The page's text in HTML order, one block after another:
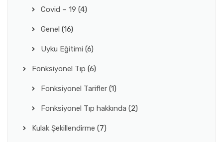
Covid – 19 (4)
Genel (16)
Uyku Eğitimi (6)
Fonksiyonel Tıp (6)
Fonksiyonel Tarifler (1)
Fonksiyonel Tıp hakkında (2)
Kulak Şekillendirme (7)